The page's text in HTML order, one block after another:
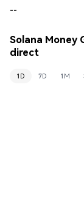
--
Solana Money
direct
1D 7D 1M